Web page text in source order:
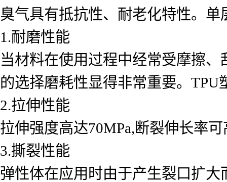
臭气具有抵抗性、耐老化特性。单
1.耐磨性能
当材料在使用过程中经常受摩擦
的选择磨耗性显得非常重要。
2.拉伸性能
拉伸强度高达70MPa,断裂伸长率可
3.撕裂性能
弹性体在应用时由于产生裂口扩